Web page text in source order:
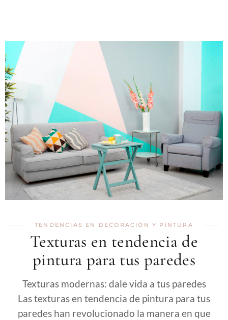
TENDENCIAS EN DECORACIÓN Y PINTURA
Texturas en tendencia de
pintura para tus paredes
Texturas modernas: dale vida a tus paredes
Las texturas en tendencia de pintura para tus
paredes han revolucionado la manera en que